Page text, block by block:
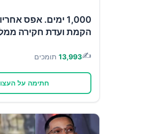
1,000 ימים. אפס
הקמת ועדת חקירה
✍️
13,993 תומכים
חתימה על